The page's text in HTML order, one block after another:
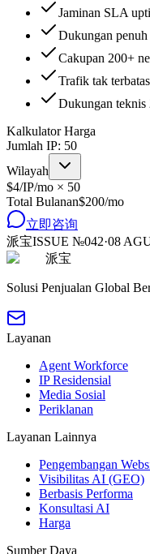
Jaminan SLA
Dukungan
Cakupan 200+
Trafik tak
Dukungan teknis
Kalkulator Harga
Jumlah IP: 50
Wilayah
$4/IP/mo × 50
Total Bulanan$200/mo
立即咨询
派宝ISSUE №042·08
派宝
Solusi Penjualan Global
Layanan
Agent Workforce
IP Residensial
Media Sosial
Periklanan
Layanan Lainnya
Pengembangan
Visibilitas AI (GEO)
Berbasis Performa
Konsultasi AI
Harga
Sumber Daya